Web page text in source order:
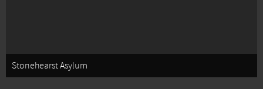
Stonehearst Asylum